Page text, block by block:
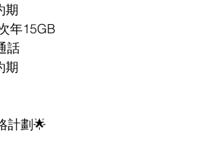
約期
年15GB
通話
約期
計劃🌟